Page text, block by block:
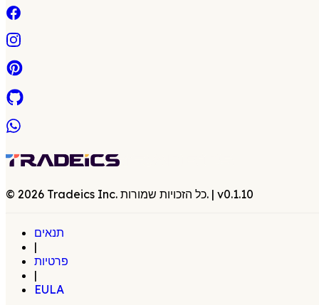
© 2026 Tradeics Inc. כל הזכויות שמורות. | v0.1.10
תנאים
|
פרטיות
|
EULA